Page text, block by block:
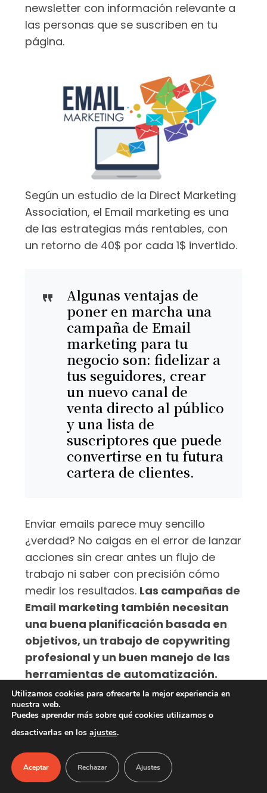
newsletter con información relevante a
las personas que se suscriben en tu
página.
Según un estudio de la Direct Marketing
Association, el Email marketing es una
de las estrategias más rentables, con
un retorno de 40$ por cada 1$ invertido.
Algunas ventajas de
poner en marcha una
campaña de Email
marketing para tu
negocio son: fidelizar a
tus seguidores, crear
un nuevo canal de
venta directo al público
y una lista de
suscriptores que puede
convertirse en tu futura
cartera de clientes.
Enviar emails parece muy sencillo
¿verdad? No caigas en el error de lanzar
acciones sin crear antes un flujo de
trabajo ni saber con precisión cómo
medir los resultados. Las campañas de
Email marketing también necesitan
una buena planificación basada en
objetivos, un trabajo de copywriting
profesional y un buen manejo de las
herramientas de automatización.
Cada cierto tiempo tendremos que
monitorear también los resultados de
nuestras campañas y segmentar la lista
de suscriptores para diferenciar los
leads cualificados (aquellos que
Utilizamos cookies para ofrecerte la mejor experiencia en
nuestra web.
Puedes aprender más sobre qué cookies utilizamos o
desactivarlas en los ajustes.
Aceptar Rechazar Ajustes